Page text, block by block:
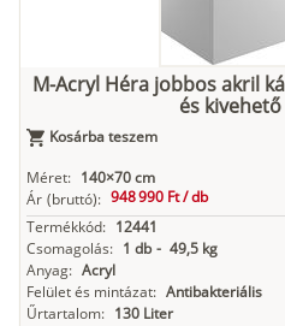
M-Acryl Héra jobbos akril
és
Kosárba teszem
Méret: 140×70 cm
Ár (bruttó): 948 990 Ft /db
Termékkód: 12441
Csomagolás: 1 db - 49,5 kg
Anyag: Acryl
Felület és mintázat: Antibakteriális
Űrtartalom: 130 Liter